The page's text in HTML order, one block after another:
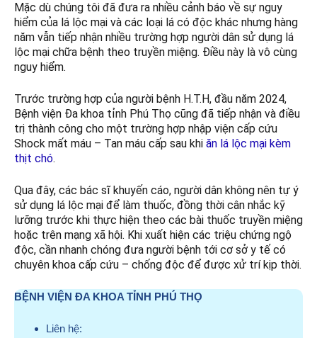
Mặc dù chúng tôi đã đưa ra nhiều cảnh báo về sự nguy
hiểm của lá lộc mại và các loại lá có độc khác nhưng hàng
năm vẫn tiếp nhận nhiều trường hợp người dân sử dụng lá
lộc mại chữa bệnh theo truyền miệng. Điều này là vô cùng
nguy hiểm.
Trước trường hợp của người bệnh H.T.H, đầu năm 2024,
Bệnh viện Đa khoa tỉnh Phú Thọ cũng đã tiếp nhận và điều
trị thành công cho một trường hợp nhập viện cấp cứu
Shock mất máu – Tan máu cấp sau khi ăn lá lộc mại kèm
thịt chó.
Qua đây, các bác sĩ khuyến cáo, người dân không nên tự ý
sử dụng lá lộc mại để làm thuốc, đồng thời cân nhắc kỹ
lưỡng trước khi thực hiện theo các bài thuốc truyền miệng
hoặc trên mạng xã hội. Khi xuất hiện các triệu chứng ngộ
độc, cần nhanh chóng đưa người bệnh tới cơ sở y tế có
chuyên khoa cấp cứu – chống độc để được xử trí kịp thời.
BỆNH VIỆN ĐA KHOA TỈNH PHÚ THỌ
Liên hệ: